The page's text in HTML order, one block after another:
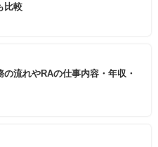
比較
流れやRAの仕事内容・年収・